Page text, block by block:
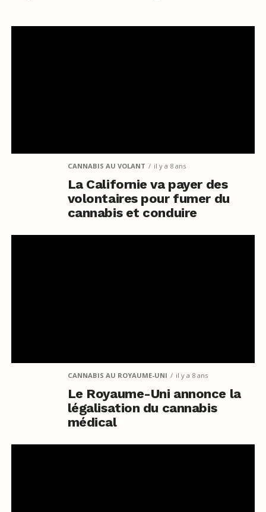
CANNABIS AU VOLANT il y a 8 ans
La Californie va payer des
volontaires pour fumer du
cannabis et conduire
CANNABIS AU ROYAUME-UNI il y a 8 ans
Le Royaume-Uni annonce la
légalisation du cannabis
médical